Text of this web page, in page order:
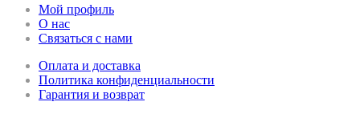
Мой профиль
О нас
Связаться с нами
Оплата и доставка
Политика конфиденциальности
Гарантия и возврат